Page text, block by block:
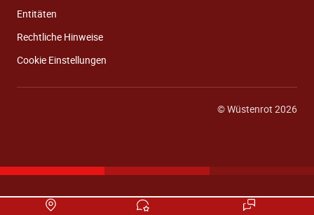
Entitäten
Rechtliche Hinweise
Cookie Einstellungen
© Wüstenrot 2026